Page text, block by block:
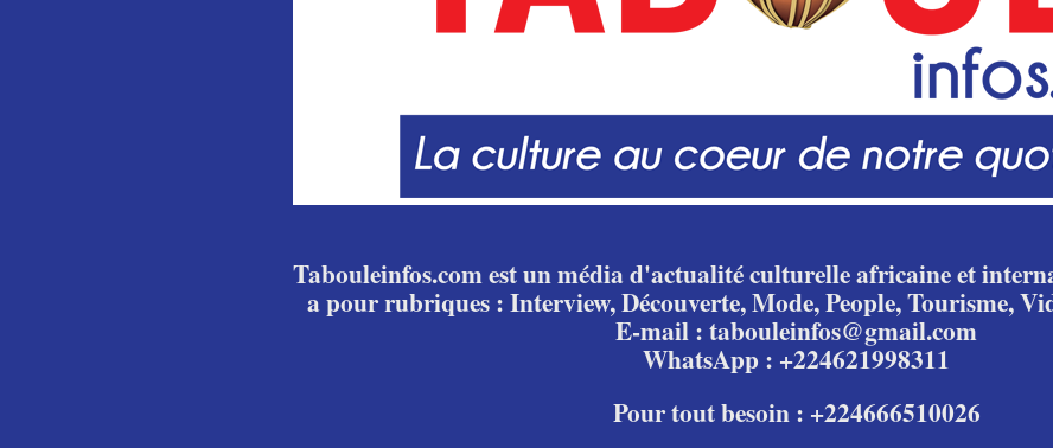
Tabouleinfos.com est un média d'actualité culturelle africaine et
a pour rubriques : Interview, Découverte, Mode, People, Tourisme,
E-mail : tabouleinfos@gmail.com
WhatsApp : +224621998311
Pour tout besoin : +224666510026